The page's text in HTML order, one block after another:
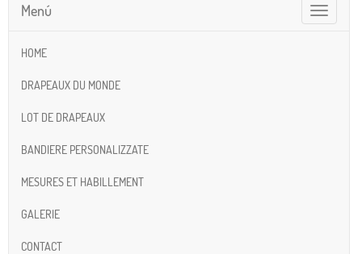
Toggle
navigation
Menú
HOME
DRAPEAUX DU MONDE
LOT DE DRAPEAUX
BANDIERE PERSONALIZZATE
MESURES ET HABILLEMENT
GALERIE
CONTACT